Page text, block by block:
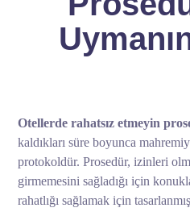
Otellerde rahatsız etmeyin
kaldıkları süre boyunca
protokoldür. Prosedür, izinleri
girmemesini sağladığı için
rahatlığı sağlamak için